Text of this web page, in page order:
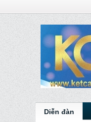
Diễn đàn